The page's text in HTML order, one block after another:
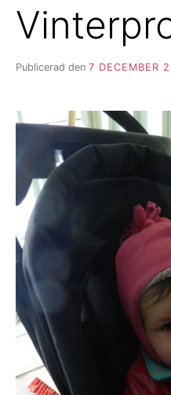
Publicerad den 7 DECEMBER